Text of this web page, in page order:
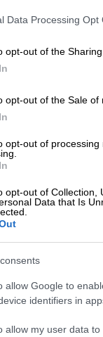
Data Processing Opt
opt-out of the
opt-out of the Sale of
opt-out of
opt-out of Collection,
Data that Is
allow Google to
identifiers in
allow my user data
των
αν
Οίκο:
το…
τους
και ο